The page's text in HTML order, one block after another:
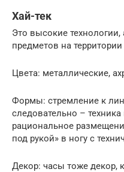
Хай-тек
Это высокие
предметов на территории
Цвета: металлические,
Формы: стремление к
следовательно –
рациональное
под рукой» в ногу с
Декор: часы тоже декор,